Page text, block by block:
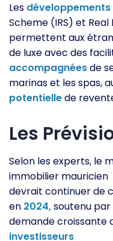
Les développements
Scheme (IRS) et Real
permettent aux
de luxe avec des
accompagnéesde
marinas et les spas,
potentiellede
Les
Selon les experts, le
immobilier mauricien
devrait continuer de
en 2024,soutenu par
demande croissante
investisseurs